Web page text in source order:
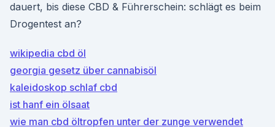
dauert, bis diese CBD & Führerschein: schlägt es beim
Drogentest an?
wikipedia cbd öl
georgia gesetz über cannabisöl
kaleidoskop schlaf cbd
ist hanf ein ölsaat
wie man cbd öltropfen unter der zunge verwendet